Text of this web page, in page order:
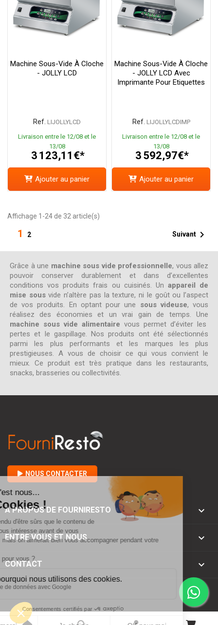
Machine Sous-Vide À Cloche
- JOLLY LCD
Ref. LIJOLLYLCD
Livraison entre le 12/08 et le
13/08
3 123,11€*
Ajouter au panier
Machine Sous-Vide À Cloche
- JOLLY LCD Avec
Imprimante Pour Etiquettes
Ref. LIJOLLYLCDIMP
Livraison entre le 12/08 et le
13/08
3 592,97€*
Ajouter au panier
Affichage 1-24 de 32 article(s)
1 2 Suivant 
Grâce à une machine sous vide professionnelle, vous allez
pouvoir conserver durablement et dans d’excellentes
conditions vos produits frais ou cuisinés. Un appareil de
mise sousvide n’altère pas la texture, ni le goût ou l’aspect
de vos produits. En optant pour une sous videuse, vous
réalisez des économies et un vrai gain de temps. Une
machine sous vide alimentaire vous permet d’éviter les
pertes et le gaspillage. Nos produits ont été sélectionnés
parmi les plus performants et les marques les plus
prestigieuses. A vous de choisir ce qui vous convient le
mieux. Ce produit est très pratique dans les restaurants,
snacks, brasseries ou collectivités.
NOUS CONTACTER
A PROPOS DE FOURNIRESTO 
ENTRE VOUS ET NOUS 
CONTACT keyboard_arrow_down
© 2026 - Fourniresto